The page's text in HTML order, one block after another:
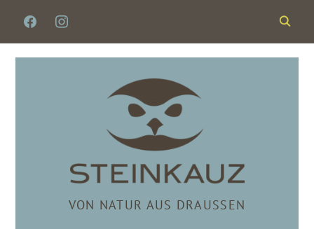
FACEBOOKINSTAGRAM
VON NATUR AUS DRAUSSEN